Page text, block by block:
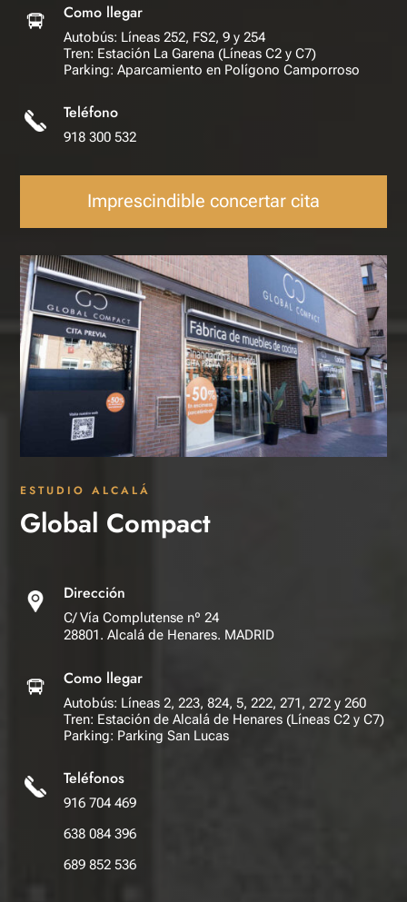
Como llegar
Autobús: Líneas 252, FS2, 9 y 254
Tren: Estación La Garena (Líneas C2 y C7)
Parking: Aparcamiento en Polígono Camporroso
Teléfono
918 300 532
Imprescindible concertar cita
ESTUDIO ALCALÁ
Global Compact
Dirección
C/ Vía Complutense nº 24
28801. Alcalá de Henares. MADRID
Como llegar
Autobús: Líneas 2, 223, 824, 5, 222, 271, 272 y 260
Tren: Estación de Alcalá de Henares (Líneas C2 y C7)
Parking: Parking San Lucas
Teléfonos
916 704 469
638 084 396
689 852 536